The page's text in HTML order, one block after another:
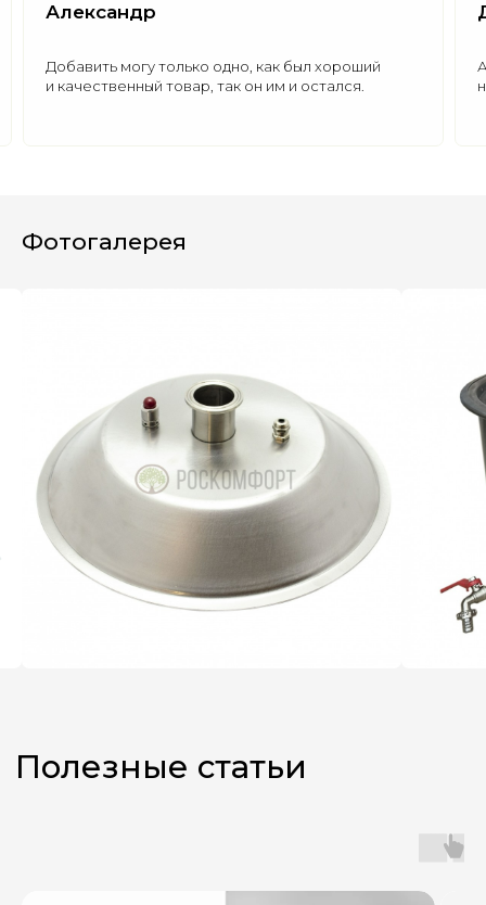
Александр
Добавить могу только одно, как был хороший
и качественный товар, так он им и остался.
Фотогалерея
Оставьте заявку, и наш
менеджер поможет вам